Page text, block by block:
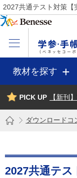
2027共通テスト対策
教材を探す
PICK UP 【新刊
ダウンロードコ
2027共通テス